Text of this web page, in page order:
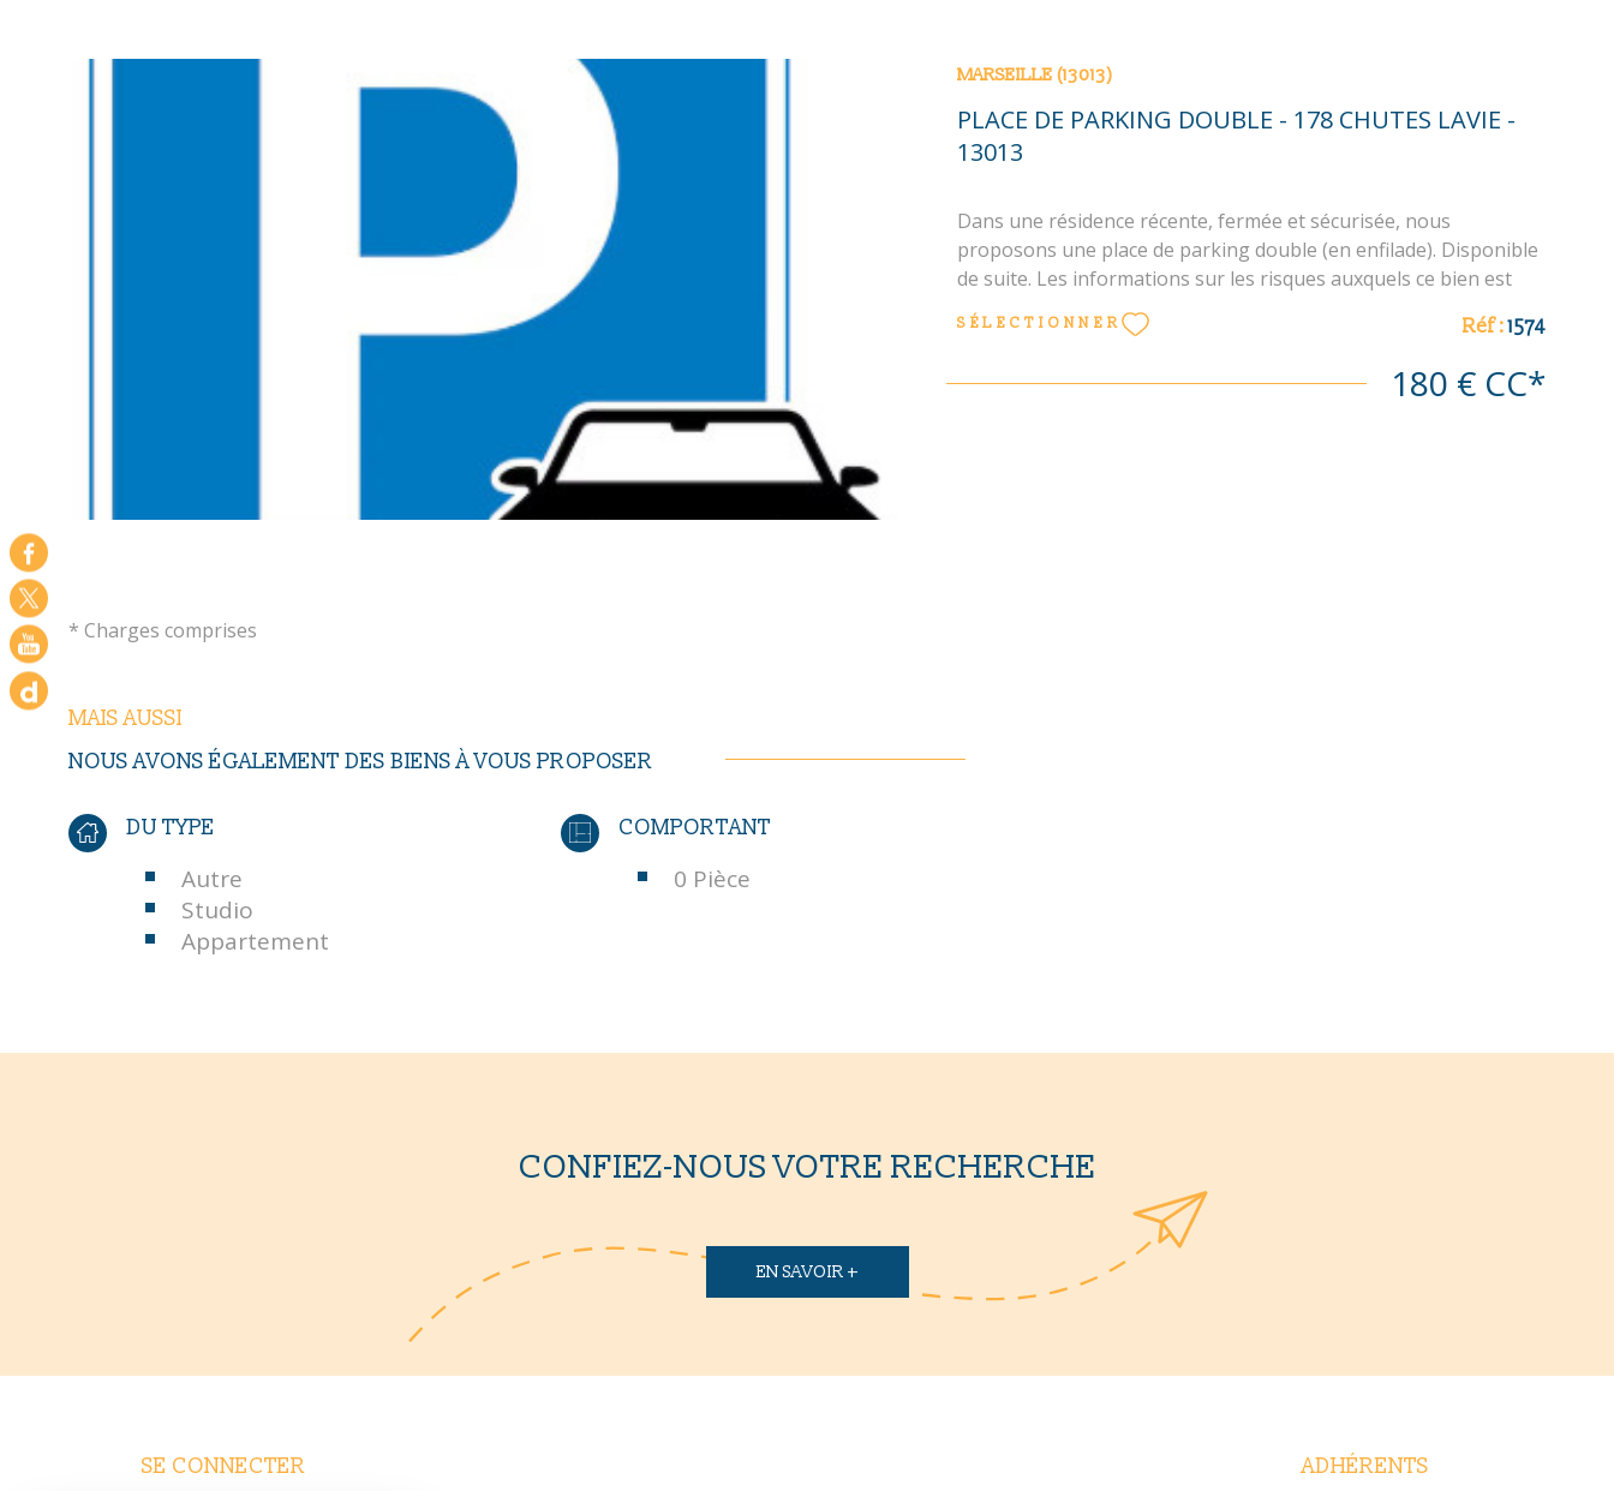
MARSEILLE (13013)
PLACE DE PARKING DOUBLE - 178 CHUTES LAVIE -
13013
Dans une résidence récente, fermée et sécurisée, nous
proposons une place de parking double (en enfilade). Disponible
de suite. Les informations sur les risques auxquels ce bien est
exposé sont disponibles sur le site Géorisques : www. georisques.
gouv. fr Les informations sur les risques auxquels ce bien est
SÉLECTIONNER Réf :1574
180 € CC*
* Charges comprises
MAIS AUSSI
NOUS AVONS ÉGALEMENT DES BIENS À VOUS PROPOSER
DU TYPE
Autre
Studio
Appartement
COMPORTANT
0 Pièce
CONFIEZ-NOUS VOTRE RECHERCHE
EN SAVOIR +
SE CONNECTER ADHÉRENTS